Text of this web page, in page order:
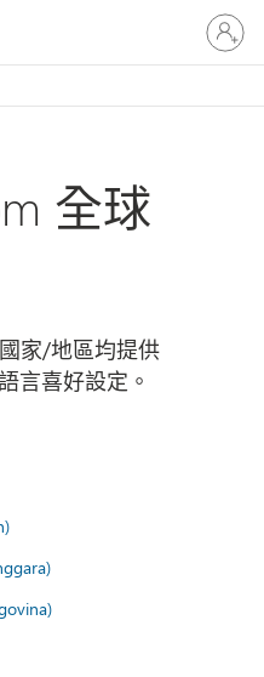
登
入
您
全球
家/地區均提供
言喜好設定。